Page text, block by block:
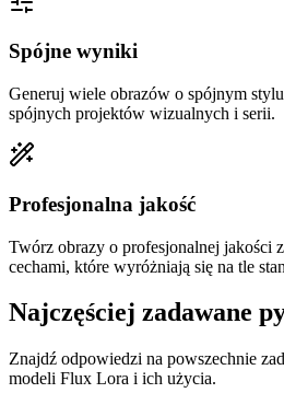
Spójne wyniki
Generuj wiele obrazów o spójnym
spójnych projektów wizualnych i serii.
Profesjonalna jakość
Twórz obrazy o profesjonalnej jakości
cechami, które wyróżniają się na tle
Najczęściej zadawane
Znajdź odpowiedzi na powszechnie
modeli Flux Lora i ich użycia.